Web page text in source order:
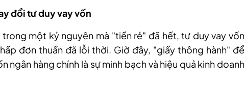
đổi tư duy vay vốn
trong một kỷ nguyên mà "tiền rẻ" đã hết, tư duy vay vốn
đơn thuần đã lỗi thời. Giờ đây, "giấy thông hành" để
ngân hàng chính là sự minh bạch và hiệu quả kinh doanh